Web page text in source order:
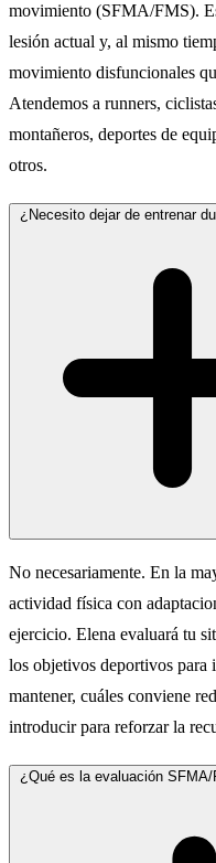
movimiento (SFMA/FMS).
lesión actual y, al mismo
movimiento disfuncionales
Atendemos a runners,
montañeros, deportes de
otros.
¿Necesito dejar de entrenar
No necesariamente. En la
actividad física con
ejercicio. Elena evaluará tu
los objetivos deportivos para
mantener, cuáles conviene
introducir para reforzar la
¿Qué es la evaluación